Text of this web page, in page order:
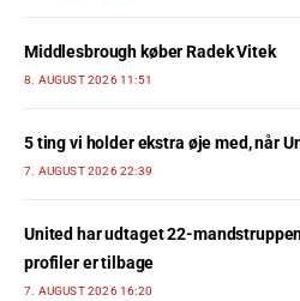
Middlesbrough køber Radek Vitek
8. AUGUST 2026 11:51
5 ting vi holder ekstra øje med, når
7. AUGUST 2026 22:39
United har udtaget 22-
profiler er tilbage
7. AUGUST 2026 16:20